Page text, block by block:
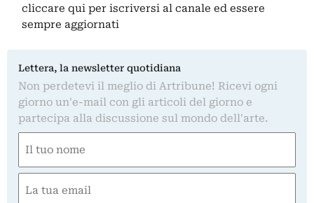
cliccare qui per iscriversi al canale ed essere
sempre aggiornati
Lettera, la newsletter quotidiana
Non perdetevi il meglio di Artribune! Ricevi ogni
giorno un'e-mail con gli articoli del giorno e
partecipa alla discussione sul mondo dell'arte.
(Obbligatorio)
(Obbligatorio)